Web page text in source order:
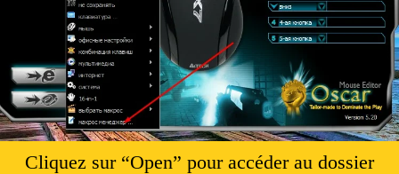
Cliquez sur “Open” pour accéder au dossier